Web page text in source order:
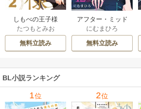
しもべの王子様
【描き下ろしおま
け付き特装版】 2巻
たつもとみお
無料立読み
アフター・ミッド
ナイト・スキン
［ばら売り］ 42巻
にむまひろ
無料立読み
BL小説ランキング
1位 2位